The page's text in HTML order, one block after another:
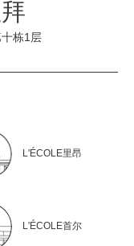
栋1层
L'ÉCOLE里昂
L'ÉCOLE首尔